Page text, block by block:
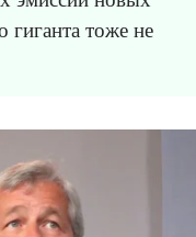
гиганта тоже не